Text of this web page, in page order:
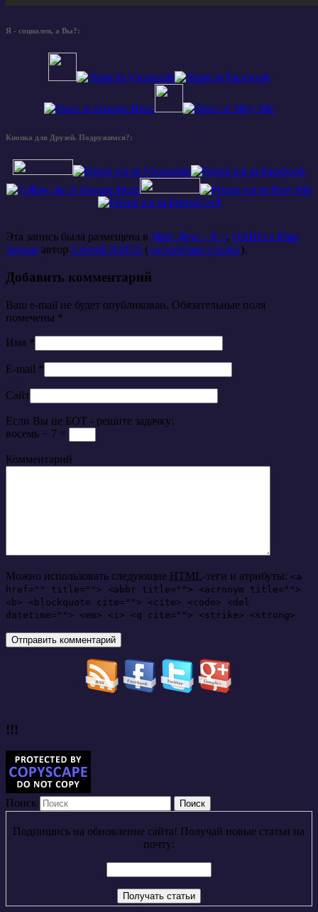
Я - социален, а Вы?:
Кнопка для Друзей. Подружимся?:
Эта запись была размещена в Мой Друг - Я :), ОКНО в Мир
Звуков автор Сергей ЮНГА (постоянная ссылка).
Добавить комментарий
Ваш e-mail не будет опубликован. Обязательные поля
помечены *
Имя *
E-mail *
Сайт
Если Вы не БОТ - решите задачку:
восемь − 7 =
Комментарий
Можно использовать следующие HTML-теги и атрибуты: <a
href="" title=""> <abbr title=""> <acronym title="">
<b> <blockquote cite=""> <cite> <code> <del
datetime=""> <em> <i> <q cite=""> <strike> <strong>
!!!
Поиск
Подпишись на обновление сайта! Получай новые статьи на
почту: